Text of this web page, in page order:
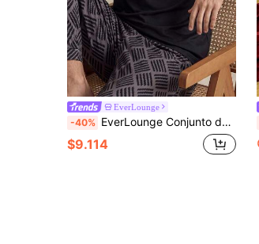
EverLounge
-40% EverLounge Conjunto de pantalones y camisa de manga corta con estampado de verano para hombre, sudadera casual de cuello redondo
$9.114